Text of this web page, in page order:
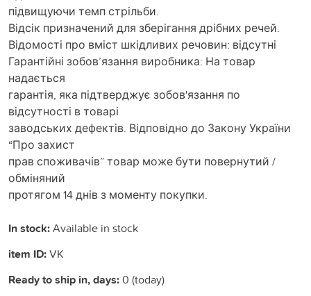
підвищуючи темп стрільби.
Відсік призначений для зберігання дрібних речей.
Відомості про вміст шкідливих речовин: відсутні
Гарантійні зобов’язання виробника: На товар
надається
гарантія, яка підтверджує зобов'язання по
відсутності в товарі
заводських дефектів. Відповідно до Закону України
“Про захист
прав споживачів” товар може бути повернутий /
обміняний
протягом 14 днів з моменту покупки.
In stock:Available in stock
item ID:VK
Ready to ship in, days:0 (today)